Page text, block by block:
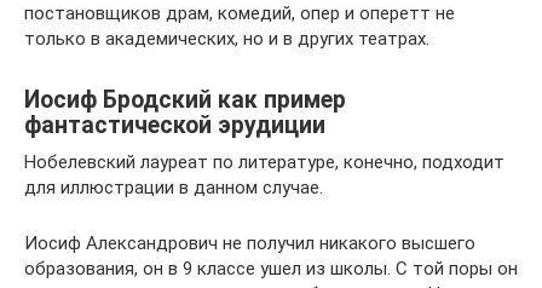
постановщиков драм, комедий, опер и оперетт не
только в академических, но и в других театрах.
Иосиф Бродский как пример
фантастической эрудиции
Нобелевский лауреат по литературе, конечно, подходит
для иллюстрации в данном случае.
Иосиф Александрович не получил никакого высшего
образования, он в 9 классе ушел из школы. С той поры он